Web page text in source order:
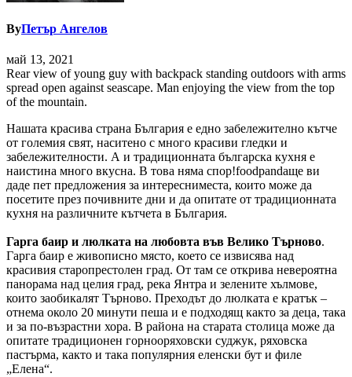
ByПетър Ангелов
май 13, 2021
Rear view of young guy with backpack standing outdoors with arms
spread open against seascape. Man enjoying the view from the top
of the mountain.
Нашата красива страна България е едно забележително кътче
от големия свят, наситено с много красиви гледки и
забележителности. А и традиционната българска кухня е
наистина много вкусна. В това няма спор!foodpandaще ви
даде пет предложения за интересниместа, които може да
посетите през почивните дни и да опитате от традиционната
кухня на различните кътчета в България.
Гарга баир и люлката на любовта във Велико Търново.
Гарга баир е живописно място, което се извисява над
красивия старопрестолен град. От там се открива невероятна
панорама над целия град, река Янтра и зелените хълмове,
които заобикалят Търново. Преходът до люлката е кратък –
отнема около 20 минути пеша и е подходящ както за деца, така
и за по-възрастни хора. В района на старата столица може да
опитате традиционен горнооряховски суджук, ряховска
пастърма, както и така популярния еленски бут и филе
„Елена“.